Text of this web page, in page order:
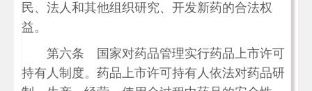
民、法人和其他组织研究、开发新药的合法权
益。
第六条 国家对药品管理实行药品上市许可
持有人制度。药品上市许可持有人依法对药品研